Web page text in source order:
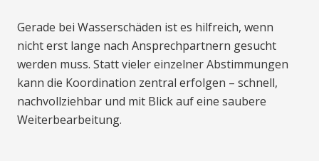
Gerade bei Wasserschäden ist es hilfreich, wenn
nicht erst lange nach Ansprechpartnern gesucht
werden muss. Statt vieler einzelner Abstimmungen
kann die Koordination zentral erfolgen – schnell,
nachvollziehbar und mit Blick auf eine saubere
Weiterbearbeitung.